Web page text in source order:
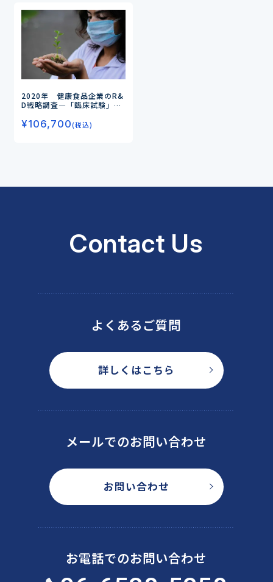
2020年 健康食品企業のR&
D戦略調査―「臨床試験」
開発の活発化―
¥106,700(税込)
Contact Us
よくあるご質問
詳しくはこちら
メールでのお問い合わせ
お問い合わせ
お電話でのお問い合わせ